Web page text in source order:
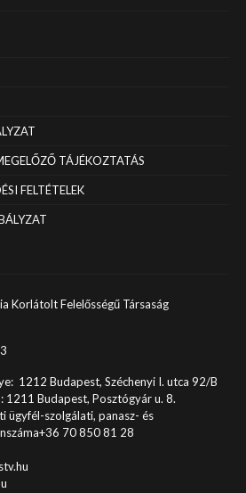
TÁJÉKOZTATÁS
FELTÉTELEK
Korlátolt Felelősségű Társaság
1212 Budapest, Széchenyi I. utca 92/B
1211 Budapest, Posztógyár u. 8.
ügyfél-szolgálati, panasz- és
70 850 81 28